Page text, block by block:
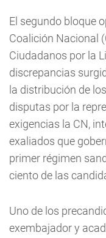
El segundo bloque
Coalición Nacional
Ciudadanos por la
discrepancias
la distribución de
disputas por la
exigencias la CN,
exaliados que
primer régimen
ciento de las
Uno de los
exembajador y